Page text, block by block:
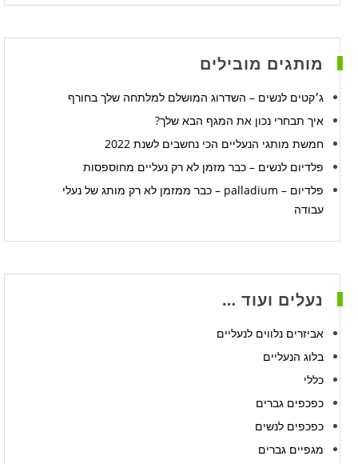
מותגים מובילים
ג׳קטים לנשים – השדרוג המושלם למלתחה שלך בחורף
איך תבחרי נכון את המגף הבא שלך?
חמשת מותגי הנעליים הכי נחשבים לשנת 2022
פלדיום לנשים – כבר מזמן לא רק נעליים מחוספסות
פלדיום – palladium – כבר ממזמן לא רק מותג של נעלי
עבודה
נעלים ועוד …
אביזרים נלווים לנעליים
בלוג הנעליים
כללי
כפכפים גברים
כפכפים לנשים
מגפיים גברים